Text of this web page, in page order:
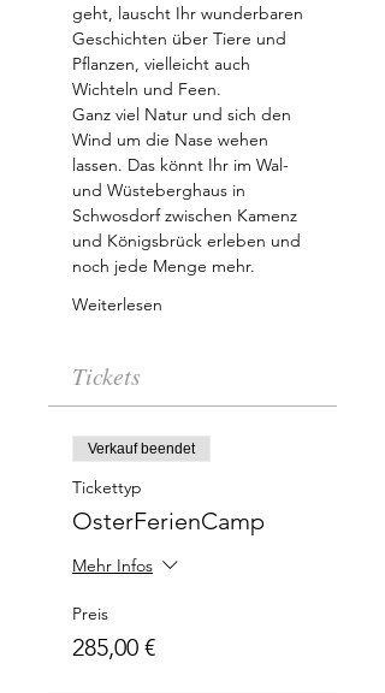
geht, lauscht Ihr wunderbaren
Geschichten über Tiere und
Pflanzen, vielleicht auch
Wichteln und Feen.
Ganz viel Natur und sich den
Wind um die Nase wehen
lassen. Das könnt Ihr im Wal-
und Wüsteberghaus in
Schwosdorf zwischen Kamenz
und Königsbrück erleben und
noch jede Menge mehr.
Weiterlesen
Tickets
Verkauf beendet
Tickettyp
OsterFerienCamp
Mehr Infos
Preis
285,00 €